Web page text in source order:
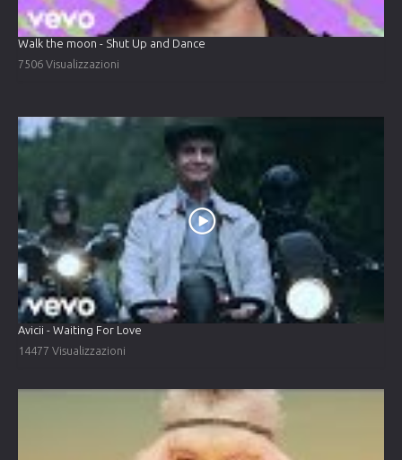
Walk the moon - Shut Up and Dance
7506 Visualizzazioni
Avicii - Waiting For Love
14477 Visualizzazioni